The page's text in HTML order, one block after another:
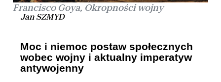
Francisco Goya, Okropności wojny
Jan SZMYD
Moc i niemoc postaw społecznych
wobec wojny i aktualny imperatyw
antywojenny